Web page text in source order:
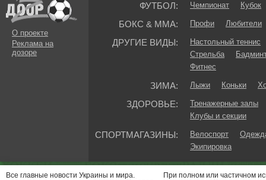
О проекте
Реклама на
дозоре
ФУТБОЛ: Чемпионат Кубок
БОКС & ММА: Профи Любители
ДРУГИЕ ВИДЫ:
Настольный теннис
Стрельба
Фитнес
ЗИМА: Лыжи Коньки
ЗДОРОВЬЕ:
Тренажерные залы
Клубы и секции
СПОРТМАГАЗИНЫ: Велоспорт
Экипировка
Все главные новости Украины и мира.
При полном или частичном